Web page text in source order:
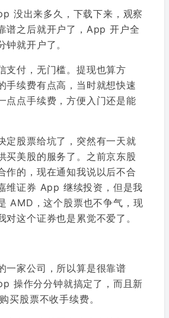
没出来多久，下载下来，观察
谱之后就开户了，App 开户全
钟就开户了。
支付，无门槛。提现也算方
手续费有点高，当时就想快速
点点手续费，方便入门还是能
定股票给坑了，突然有一天就
买美股的服务了。之前京东股
作的，现在通知我说以后不合
维证券 App 继续投资，但是我
AMD，这个股票也不争气，现
对这个证券也是累觉不爱了。
一家公司，所以算是很靠谱
操作分分钟就搞定了，而且新
买股票不收手续费。